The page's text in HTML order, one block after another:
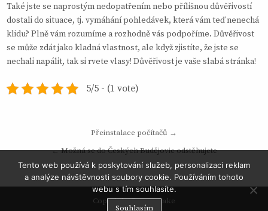
Také jste se naprostým nedopatřením nebo přílišnou důvěřivostí
dostali do situace, tj. vymáhání pohledávek, která vám teď nenechá
klidu? Plně vám rozumíme a rozhodně vás podpoříme. Důvěřivost
se může zdát jako kladná vlastnost, ale když zjistíte, že jste se
nechali napálit, tak si rvete vlasy! Důvěřivost je vaše slabá stránka!
5/5 - (1 vote)
pro
příspěvek
Přeinstalace počítačů →
← Možná se do Českých Budějovic odstěhujete
Copyright © 2026 Zake
Tento web používá k poskytování služeb, personalizaci reklam
a analýze návštěvnosti soubory cookie. Používáním tohoto
webu s tím souhlasíte.
Souhlasím